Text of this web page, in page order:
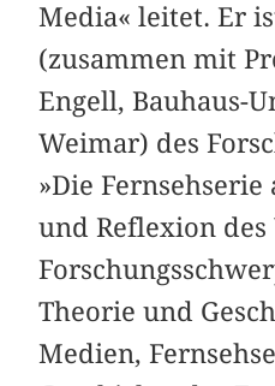
Media« leitet. Er
(zusammen mit
Engell, Bauhaus-
Weimar) des
»Die
und Reflexion des
Theorie und
Medien,